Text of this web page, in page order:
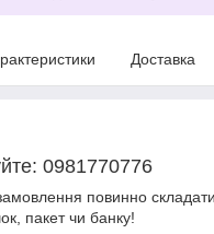
Доставка
0981770776
повинно
пакет чи банку!